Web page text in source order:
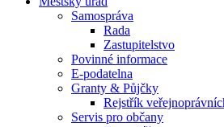
Samospráva
Rada
Zastupitelstvo
Povinné informace
E-podatelna
Granty & Půjčky
Rejstřík
Servis pro občany